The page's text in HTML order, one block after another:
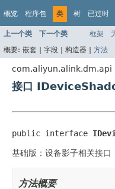
概览 程序包 类 树 已过时
上一个类 下一个类 框架
概要: 嵌套 | 字段 | 构造器 | 方法
com.aliyun.alink.dm.api
接口
public interface
基础版：设备影子相关接口
方法概要